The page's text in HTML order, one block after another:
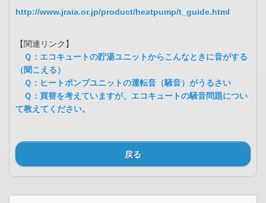
http://www.jraia.or.jp/product/heatpump/t_guide.html
【関連リンク】
Ｑ：エコキュートの貯湯ユニットからこんなときに音がする
（聞こえる）
Ｑ：ヒートポンプユニットの運転音（騒音）がうるさい
Ｑ：買替を考えていますが、エコキュートの騒音問題につい
て教えてください。
戻る